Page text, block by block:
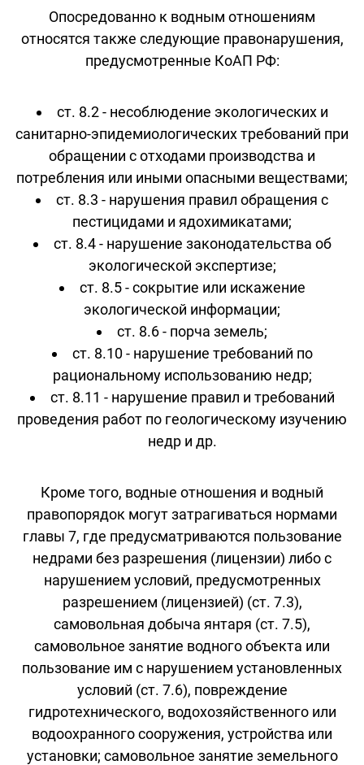
Опосредованно к водным отношениям
относятся также следующие правонарушения,
предусмотренные КоАП РФ:
ст. 8.2 - несоблюдение экологических и
санитарно-эпидемиологических требований при
обращении с отходами производства и
потребления или иными опасными веществами;
ст. 8.3 - нарушения правил обращения с
пестицидами и ядохимикатами;
ст. 8.4 - нарушение законодательства об
экологической экспертизе;
ст. 8.5 - сокрытие или искажение
экологической информации;
ст. 8.6 - порча земель;
ст. 8.10 - нарушение требований по
рациональному использованию недр;
ст. 8.11 - нарушение правил и требований
проведения работ по геологическому изучению
недр и др.
Кроме того, водные отношения и водный
правопорядок могут затрагиваться нормами
главы 7, где предусматриваются пользование
недрами без разрешения (лицензии) либо с
нарушением условий, предусмотренных
разрешением (лицензией) (ст. 7.3),
самовольная добыча янтаря (ст. 7.5),
самовольное занятие водного объекта или
пользование им с нарушением установленных
условий (ст. 7.6), повреждение
гидротехнического, водохозяйственного или
водоохранного сооружения, устройства или
установки; самовольное занятие земельного